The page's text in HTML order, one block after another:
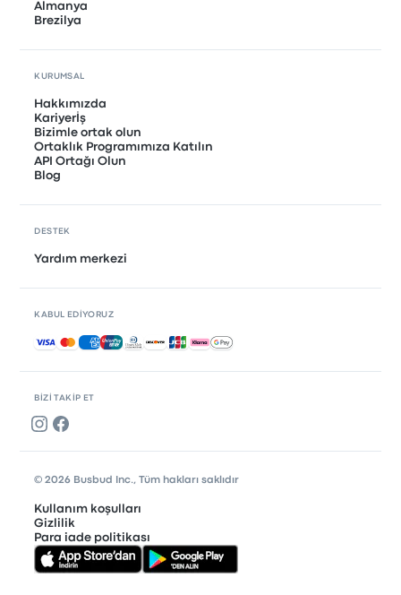
BIZI TAKIP ET
Almanya
Brezilya
KURUMSAL
Hakkımızda
Kariyerİş
Bizimle ortak olun
Ortaklık Programımıza Katılın
API Ortağı Olun
Blog
DESTEK
Yardım merkezi
KABUL EDIYORUZ
Kabul edilen ödemeler
© 2026 Busbud Inc., Tüm hakları saklıdır
Kullanım koşulları
Gizlilik
Para iade politikası